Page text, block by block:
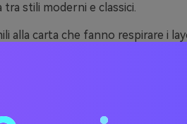
stili moderni e classici.
alla carta che fanno respirare i
del vino forniscono un contrasto
complessivo delicato